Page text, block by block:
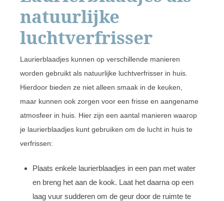
natuurlijke
luchtverfrisser
Laurierblaadjes kunnen op verschillende manieren
worden gebruikt als natuurlijke luchtverfrisser in huis.
Hierdoor bieden ze niet alleen smaak in de keuken,
maar kunnen ook zorgen voor een frisse en aangename
atmosfeer in huis. Hier zijn een aantal manieren waarop
je laurierblaadjes kunt gebruiken om de lucht in huis te
verfrissen:
Plaats enkele laurierblaadjes in een pan met water
en breng het aan de kook. Laat het daarna op een
laag vuur sudderen om de geur door de ruimte te